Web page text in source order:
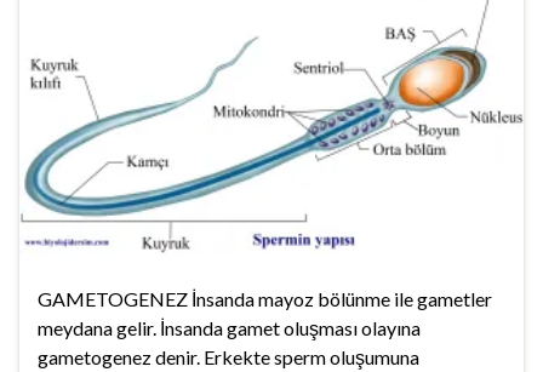
GAMETOGENEZ İnsanda mayoz bölünme ile gametler
meydana gelir. İnsanda gamet oluşması olayına
gametogenez denir. Erkekte sperm oluşumuna